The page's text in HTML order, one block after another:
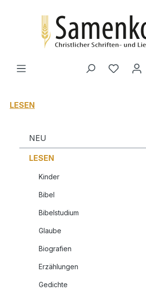
LESEN
NEU
LESEN
Kinder
Bibel
Bibelstudium
Glaube
Biografien
Erzählungen
Gedichte